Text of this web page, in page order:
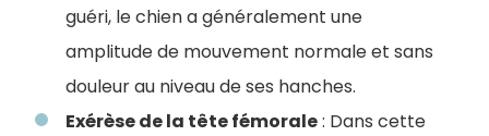
guéri, le chien a généralement une
amplitude de mouvement normale et sans
douleur au niveau de ses hanches.
Exérèse de la tête fémorale: Dans cette